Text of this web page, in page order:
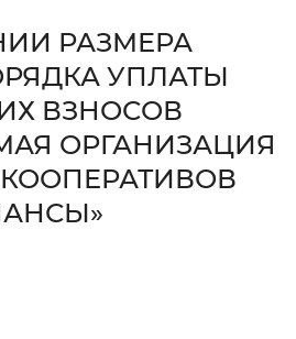
РАЗМЕРА
УПЛАТЫ
ВЗНОСОВ
ОРГАНИЗАЦИЯ